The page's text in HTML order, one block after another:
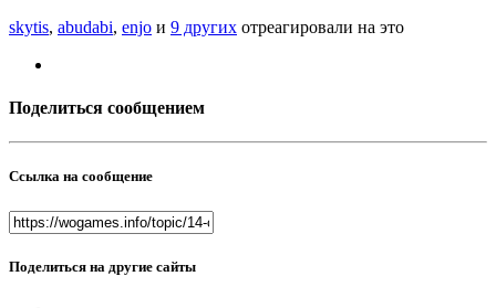
skytis, abudabi, enjo и 9 других отреагировали на это
Поделиться сообщением
Ссылка на сообщение
Поделиться на другие сайты